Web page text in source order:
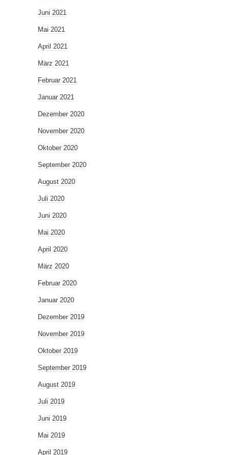
Juni 2021
Mai 2021
April 2021
März 2021
Februar 2021
Januar 2021
Dezember 2020
November 2020
Oktober 2020
September 2020
August 2020
Juli 2020
Juni 2020
Mai 2020
April 2020
März 2020
Februar 2020
Januar 2020
Dezember 2019
November 2019
Oktober 2019
September 2019
August 2019
Juli 2019
Juni 2019
Mai 2019
April 2019